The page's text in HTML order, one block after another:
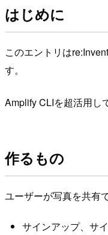
はじめに
このエントリは
す。
Amplify CLIを超活用し
作るもの
ユーザーが写真を共有
サインアップ、サ